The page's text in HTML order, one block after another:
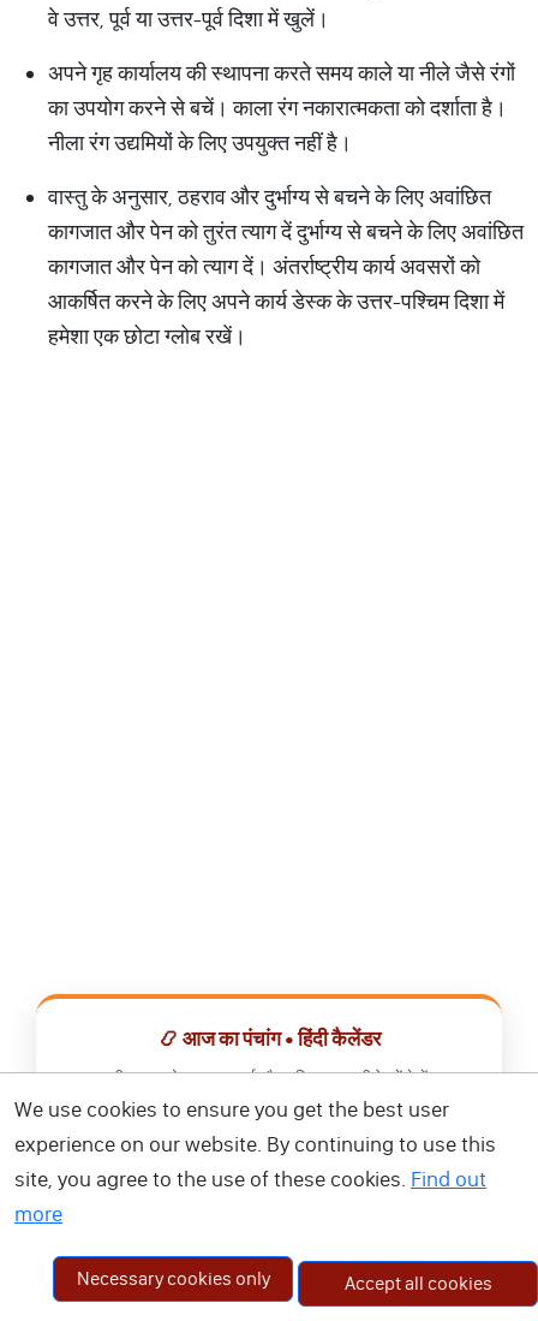
वे उत्तर, पूर्व या उत्तर-पूर्व दिशा में खुलें।
अपने गृह कार्यालय की स्थापना करते समय काले या नीले जैसे रंगों
का उपयोग करने से बचें। काला रंग नकारात्मकता को दर्शाता है।
नीला रंग उद्यमियों के लिए उपयुक्त नहीं है।
वास्तु के अनुसार, ठहराव और दुर्भाग्य से बचने के लिए अवांछित
कागजात और पेन को तुरंत त्याग दें दुर्भाग्य से बचने के लिए अवांछित
कागजात और पेन को त्याग दें। अंतर्राष्ट्रीय कार्य अवसरों को
आकर्षित करने के लिए अपने कार्य डेस्क के उत्तर-पश्चिम दिशा में
हमेशा एक छोटा ग्लोब रखें।
📿 आज का पंचांग • हिंदी कैलेंडर
सभी व्रत, त्योहार, शुभ मुहूर्त और राशिफल एक ही ऐप में देखें।
📅 हिंदी कैलेंडर ऐप डाउनलोड करें
We use cookies to ensure you get the best user
experience on our website. By continuing to use this
site, you agree to the use of these cookies. Find out
more
Necessary cookies only Accept all cookies